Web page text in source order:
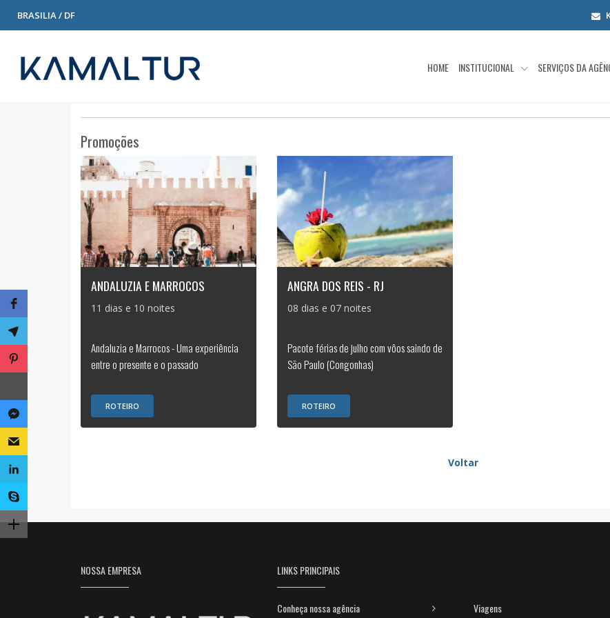
BRASILIA / DF
HOME INSTITUCIONAL SERVIÇOS DA
Promoções
ANDALUZIA E MARROCOS
11 dias e 10 noites
Andaluzia e Marrocos - Uma experiência
entre o presente e o passado
ROTEIRO
ANGRA DOS REIS - RJ
08 dias e 07 noites
Pacote férias de julho com vôos saindo de
São Paulo (Congonhas)
ROTEIRO
Voltar
NOSSA EMPRESA LINKS PRINCIPAIS
Conheça nossa agência Viagens